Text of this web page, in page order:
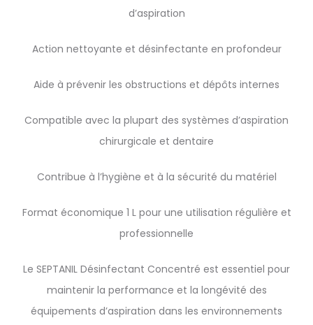
d’aspiration
Action nettoyante et désinfectante en profondeur
Aide à prévenir les obstructions et dépôts internes
Compatible avec la plupart des systèmes d’aspiration
chirurgicale et dentaire
Contribue à l’hygiène et à la sécurité du matériel
Format économique 1 L pour une utilisation régulière et
professionnelle
Le SEPTANIL Désinfectant Concentré est essentiel pour
maintenir la performance et la longévité des
équipements d’aspiration dans les environnements